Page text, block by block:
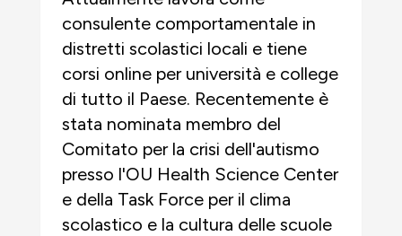
consulente comportamentale in
distretti scolastici locali e tiene
corsi online per università e college
di tutto il Paese. Recentemente è
stata nominata membro del
Comitato per la crisi dell'autismo
presso l'OU Health Science Center
e della Task Force per il clima
scolastico e la cultura delle scuole